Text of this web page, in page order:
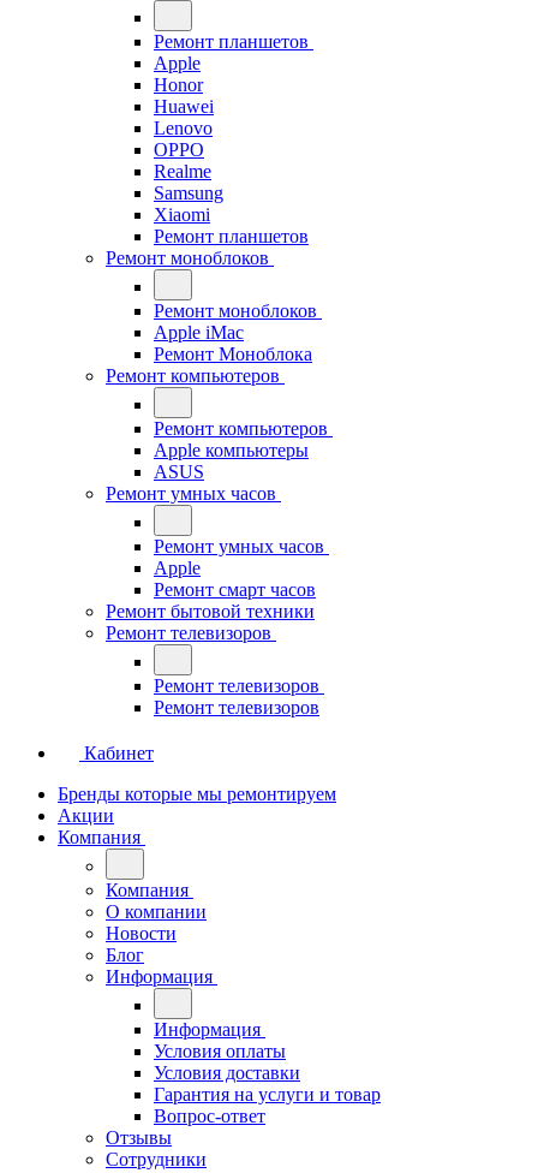
Ремонт планшетов
Apple
Honor
Huawei
Lenovo
OPPO
Realme
Samsung
Xiaomi
Ремонт планшетов
Ремонт моноблоков
Ремонт моноблоков
Apple iMac
Ремонт Моноблока
Ремонт компьютеров
Ремонт компьютеров
Apple компьютеры
ASUS
Ремонт умных часов
Ремонт умных часов
Apple
Ремонт смарт часов
Ремонт бытовой техники
Ремонт телевизоров
Ремонт телевизоров
Ремонт телевизоров
Кабинет
Бренды которые мы ремонтируем
Акции
Компания
Компания
О компании
Новости
Блог
Информация
Информация
Условия оплаты
Условия доставки
Гарантия на услуги и товар
Вопрос-ответ
Отзывы
Сотрудники